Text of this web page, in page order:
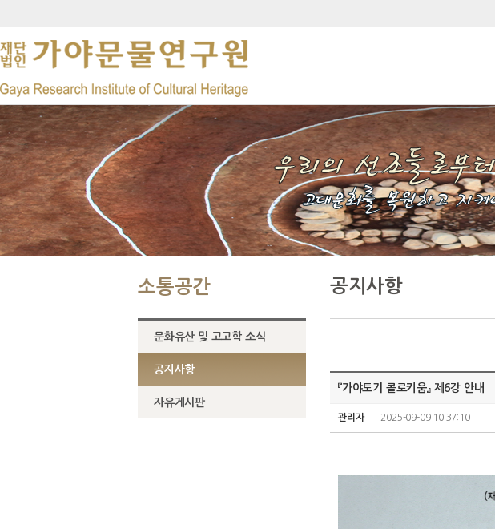
소통공간
문화유산 및 고고학 소식
공지사항
자유게시판
공지사항
『가야토기 콜로키움』 제6강 안내
관리자 2025-09-09 10:37:10